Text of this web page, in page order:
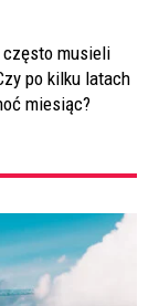
często musieli
po kilku latach
miesiąc?